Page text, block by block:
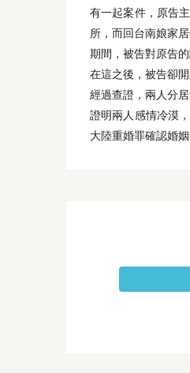
有一起案件，原告
所，而回台南娘家居
期間，被告對原告
在這之後，被告卻
經過查證，兩人分
證明兩人感情冷漠
大陸重婚罪確認婚姻